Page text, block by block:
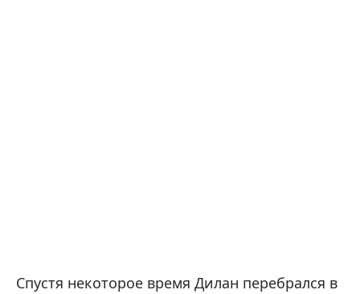
Спустя некоторое время Дилан перебрался в